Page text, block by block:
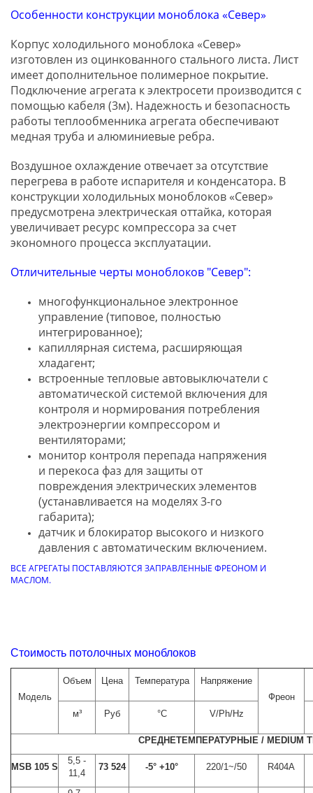
Особенности конструкции моноблока «Север»
Корпус холодильного моноблока «Север»
изготовлен из оцинкованного стального листа. Лист
имеет дополнительное полимерное покрытие.
Подключение агрегата к электросети производится с
помощью кабеля (3м). Надежность и безопасность
работы теплообменника агрегата обеспечивают
медная труба и алюминиевые ребра.
Воздушное охлаждение отвечает за отсутствие
перегрева в работе испарителя и конденсатора. В
конструкции холодильных моноблоков «Север»
предусмотрена электрическая оттайка, которая
увеличивает ресурс компрессора за счет
экономного процесса эксплуатации.
Отличительные черты моноблоков "Север":
многофункциональное электронное
управление (типовое, полностью
интегрированное);
капиллярная система, расширяющая
хладагент;
встроенные тепловые автовыключатели с
автоматической системой включения для
контроля и нормирования потребления
электроэнергии компрессором и
вентиляторами;
монитор контроля перепада напряжения
и перекоса фаз для защиты от
повреждения электрических элементов
(устанавливается на моделях 3-го
габарита);
датчик и блокиратор высокого и низкого
давления с автоматическим включением.
ВСЕ АГРЕГАТЫ ПОСТАВЛЯЮТСЯ ЗАПРАВЛЕННЫЕ ФРЕОНОМ И
МАСЛОМ.
Стоимость потолочных моноблоков
Модель
Объем Цена Температура
Напряжение
Фреон
м³ Руб °C V/Ph/Hz
СРЕДНЕТЕМПЕРАТУРНЫЕ / MEDIUM
MSB 105 S
5,5 -
11,4
73 524 -5° +10° 220/1~/50 R404A